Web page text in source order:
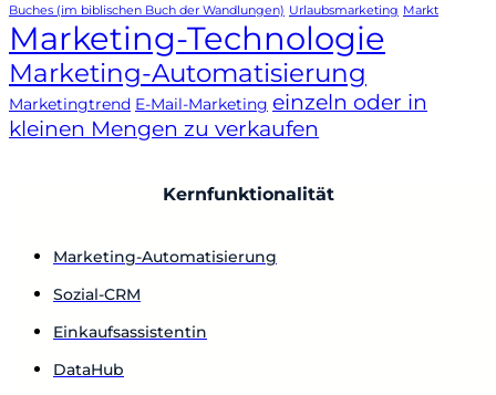
Buches (im biblischen Buch der Wandlungen) Urlaubsmarketing Markt
Marketing-Technologie
Marketing-Automatisierung
Marketingtrend E-Mail-Marketing einzeln oder in
kleinen Mengen zu verkaufen
Kernfunktionalität
Marketing-Automatisierung
Sozial-CRM
Einkaufsassistentin
DataHub